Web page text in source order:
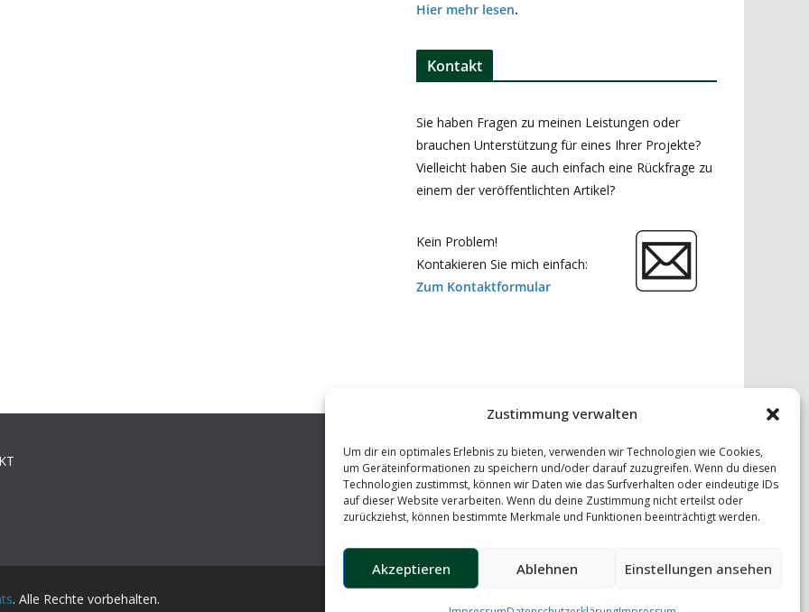
Zustimmung verwalten
Um dir ein optimales Erlebnis zu bieten, verwenden wir Technologien wie Cookies,
um Geräteinformationen zu speichern und/oder darauf zuzugreifen. Wenn du diesen
Technologien zustimmst, können wir Daten wie das Surfverhalten oder eindeutige IDs
auf dieser Website verarbeiten. Wenn du deine Zustimmung nicht erteilst oder
zurückziehst, können bestimmte Merkmale und Funktionen beeinträchtigt werden.
Akzeptieren Ablehnen Einstellungen ansehen
Hier mehr lesen.
Kontakt
Sie haben Fragen zu meinen Leistungen oder
brauchen Unterstützung für eines Ihrer Projekte?
Vielleicht haben Sie auch einfach eine Rückfrage zu
einem der veröffentlichten Artikel?
Kein Problem!
Kontakieren Sie mich einfach:
Zum Kontaktformular
. Alle Rechte vorbehalten.